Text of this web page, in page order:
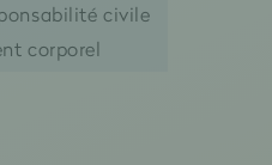
civile
corporel